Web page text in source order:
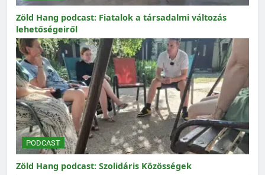
Zöld Hang podcast: Fiatalok a társadalmi változás
lehetőségeiről
PODCAST
Zöld Hang podcast: Szolidáris Közösségek